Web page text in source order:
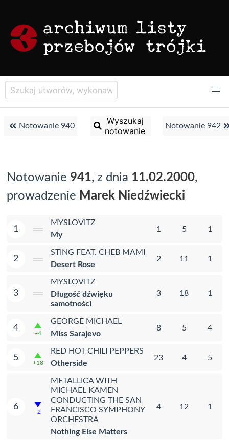
Notowanie 940
Wyszukaj
notowanie
Notowanie 942
Notowanie 941, z dnia 11.02.2000,
prowadzenie Marek Niedźwiecki
1
MYSLOVITZ
My
1 5 1
2
STING FEAT. CHEB MAMI
Desert Rose
2 11 1
3
MYSLOVITZ
Długość dźwięku
samotności
3 18 1
4
+4
GEORGE MICHAEL
Miss Sarajevo
8 5 4
5
+18
RED HOT CHILI PEPPERS
Otherside
23 4 5
6
-2
METALLICA WITH
MICHAEL KAMEN
CONDUCTING THE SAN
FRANCISCO SYMPHONY
ORCHESTRA
Nothing Else Matters
4 12 1